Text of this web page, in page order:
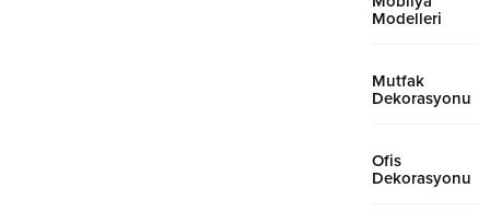
Modelleri
Mutfak
Dekorasyonu
Ofis
Dekorasyonu